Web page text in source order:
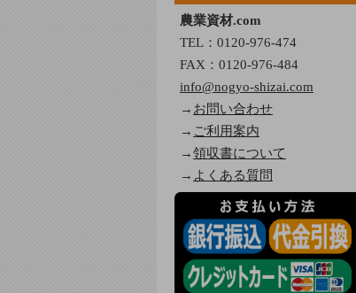
農業資材.com
TEL： 0120-976-474
FAX：0120-976-484
info@nogyo-shizai.com
→ お問い合わせ
→ ご利用案内
→領収書について
→ よくある質問